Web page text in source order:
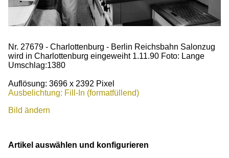
Nr. 27679 - Charlottenburg - Berlin Reichsbahn Salonzug
wird in Charlottenburg eingeweiht 1.11.90 Foto: Lange
Umschlag:1380
Auflösung: 3696 x 2392 Pixel
Ausbelichtung: Fill-In (formatfüllend)
Bild ändern
Artikel auswählen und konfigurieren